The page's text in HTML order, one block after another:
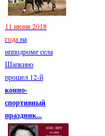
11 июня 2018
годана
ипподроме села
Шапкино
прошел 12-й
конно-
спортивный
праздник...